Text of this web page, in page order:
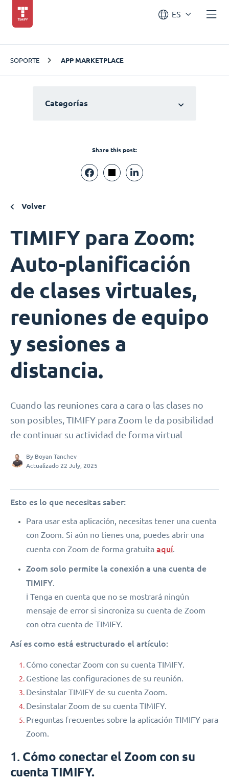
ES
SOPORTE APP MARKETPLACE
Categorías
Share this post:
Volver
TIMIFY para Zoom:
Auto-planificación
de clases virtuales,
reuniones de equipo
y sesiones a
distancia.
Cuando las reuniones cara a cara o las clases no
son posibles, TIMIFY para Zoom le da posibilidad
de continuar su actividad de forma virtual
By Boyan Tanchev
Actualizado 22 July, 2025
Esto es lo que necesitas saber:
Para usar esta aplicación, necesitas tener una cuenta
con Zoom. Si aún no tienes una, puedes abrir una
cuenta con Zoom de forma gratuita aquí.
Zoom solo permite la conexión a una cuenta de
TIMIFY.
ℹ️ Tenga en cuenta que no se mostrará ningún
mensaje de error si sincroniza su cuenta de Zoom
con otra cuenta de TIMIFY.
Así es como está estructurado el artículo:
Cómo conectar Zoom con su cuenta TIMIFY.
Gestione las configuraciones de su reunión.
Desinstalar TIMIFY de su cuenta Zoom.
Desinstalar Zoom de su cuenta TIMIFY.
Preguntas frecuentes sobre la aplicación TIMIFY para
Zoom.
1. Cómo conectar el Zoom con su
cuenta TIMIFY.